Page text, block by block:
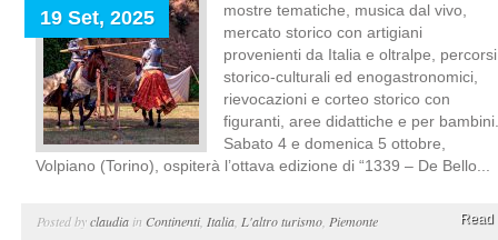
19 Set, 2025
mostre tematiche, musica dal vivo,
mercato storico con artigiani
provenienti da Italia e oltralpe, percorsi
storico-culturali ed enogastronomici,
rievocazioni e corteo storico con
figuranti, aree didattiche e per bambini.
Sabato 4 e domenica 5 ottobre,
Volpiano (Torino), ospiterà l’ottava edizione di “1339 – De Bello...
Posted byclaudia in Continenti, Italia L'altro turismo Piemonte Read